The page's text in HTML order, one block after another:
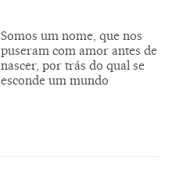
Somos um nome, que nos
puseram com amor antes de
nascer, por trás do qual se
esconde um mundo